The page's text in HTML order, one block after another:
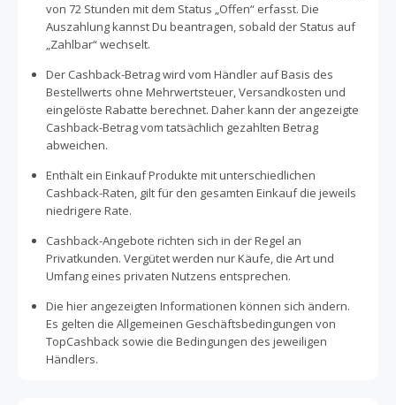
von 72 Stunden mit dem Status „Offen“ erfasst. Die
Auszahlung kannst Du beantragen, sobald der Status auf
„Zahlbar“ wechselt.
Der Cashback-Betrag wird vom Händler auf Basis des
Bestellwerts ohne Mehrwertsteuer, Versandkosten und
eingelöste Rabatte berechnet. Daher kann der angezeigte
Cashback-Betrag vom tatsächlich gezahlten Betrag
abweichen.
Enthält ein Einkauf Produkte mit unterschiedlichen
Cashback-Raten, gilt für den gesamten Einkauf die jeweils
niedrigere Rate.
Cashback-Angebote richten sich in der Regel an
Privatkunden. Vergütet werden nur Käufe, die Art und
Umfang eines privaten Nutzens entsprechen.
Die hier angezeigten Informationen können sich ändern.
Es gelten die Allgemeinen Geschäftsbedingungen von
TopCashback sowie die Bedingungen des jeweiligen
Händlers.